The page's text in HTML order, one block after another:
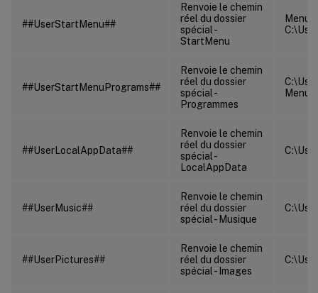
##UserStartMenu##
Renvoie le chemin
réel du dossier
spécial -
StartMenu
Menu
##UserStartMenuPrograms##
Renvoie le chemin
réel du dossier
spécial -
Programmes
##UserLocalAppData##
Renvoie le chemin
réel du dossier
spécial -
LocalAppData
##UserMusic##
Renvoie le chemin
réel du dossier
spécial - Musique
##UserPictures##
Renvoie le chemin
réel du dossier
spécial - Images